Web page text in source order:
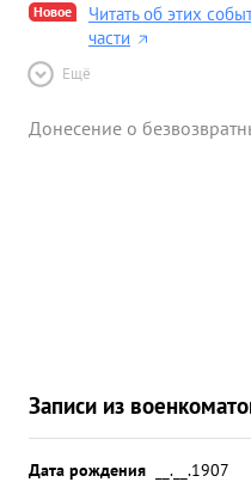
Новое
Читать об этих
части
Ещё
Донесение о
Записи из
Дата рождения
__.__.1907